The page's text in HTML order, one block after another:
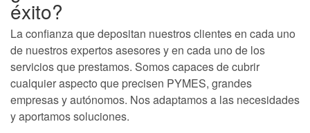
éxito?
La confianza que depositan nuestros clientes en cada uno
de nuestros expertos asesores y en cada uno de los
servicios que prestamos. Somos capaces de cubrir
cualquier aspecto que precisen PYMES, grandes
empresas y autónomos. Nos adaptamos a las necesidades
y aportamos soluciones.